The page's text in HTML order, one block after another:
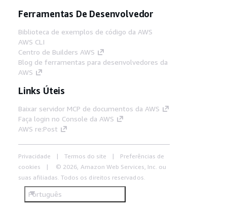
Ferramentas De Desenvolvedor
Biblioteca de exemplos de código da AWS
AWS CLI
Centro de Builders AWS
Blog de ferramentas para desenvolvedores da
AWS
Links Úteis
Baixar servidor MCP de documentos da AWS
Faça login no Console da AWS
AWS re:Post
Privacidade Termos do site
Preferências de
cookies
© 2026, Amazon Web Services, Inc. ou
suas afiliadas. Todos os direitos reservados.
Português